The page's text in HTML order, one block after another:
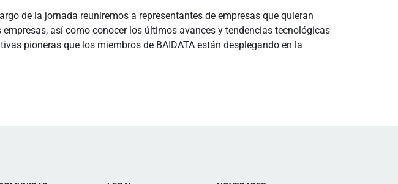
de la jornada reuniremos a representantes de empresas que quieran
así como conocer los últimos avances y tendencias tecnológicas
pioneras que los miembros de BAIDATA están desplegando en la